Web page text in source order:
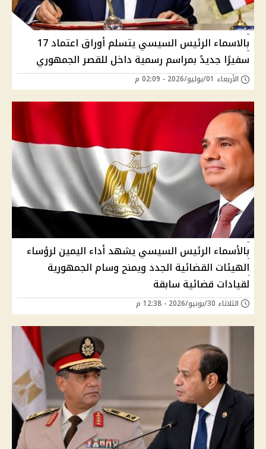
بالاسماء الرئيس السيسي يتسلم أوراق اعتماد 17
سفيرًا جديدً بمراسم رسمية داخل للقصر الجمهوري
الأربعاء 01/يوليو/2026 - 02:09 م
بالأسماء الرئيس السيسي يشهد أداء اليمين لرؤساء
الهيئات القضائية الجدد ويمنح وسام الجمهورية
لقيادات قضائية سابقة
الثلاثاء 30/يونيو/2026 - 12:38 م